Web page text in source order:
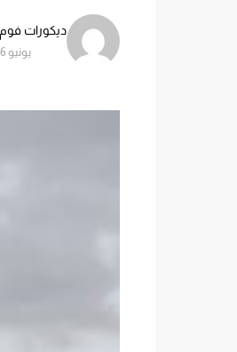
ديكورات فوم
يونيو 26, 2024